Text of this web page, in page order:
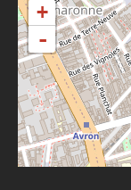
+
-